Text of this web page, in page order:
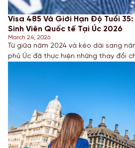
Visa 485 Và Giới Hạn Độ Tuổi
Sinh Viên Quốc tế Tại Úc 2026
March 24, 2026
Từ giữa năm 2024 và kéo dài sang
phủ Úc đã thực hiện những thay đổi
chú ý nhất chính là việc hạ giới hạn